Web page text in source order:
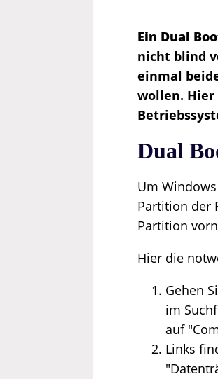
Ein Dual
nicht blind
einmal
wollen.
Dual
Um
Partition der
Partition
Hier die
Gehen
im
auf
Links